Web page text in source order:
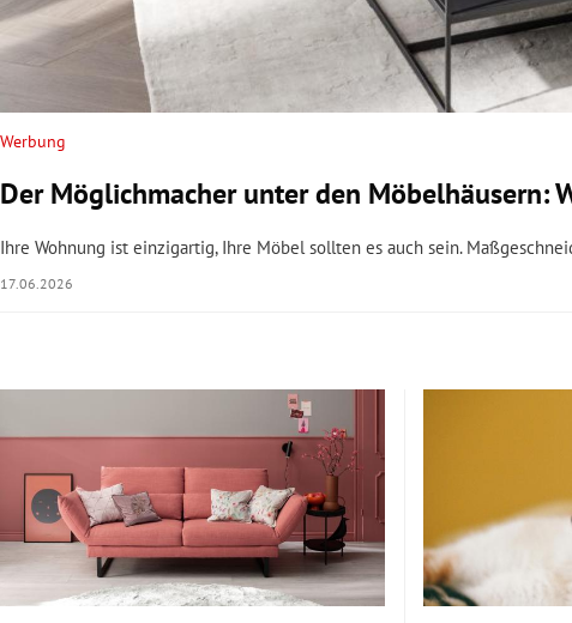
Werbung
Der Möglichmacher unter den Möbelhäusern:
Ihre Wohnung ist einzigartig, Ihre Möbel sollten es auch sein.
17.06.2026